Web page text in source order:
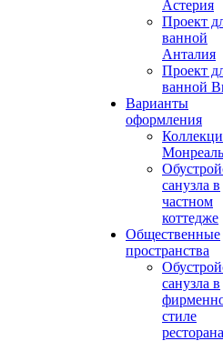
Астерия
Проект
ванной
Анталия
Проект
ванной
Варианты
оформления
Монреаль
санузла в
частном
коттедже
Общественные
пространства
санузла в
стиле
ресторана